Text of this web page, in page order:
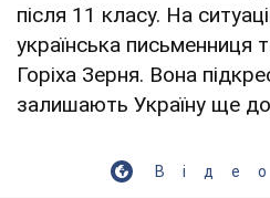
після 11 класу. На
українська письменниця
Горіха Зерня. Вона
залишають Україну ще